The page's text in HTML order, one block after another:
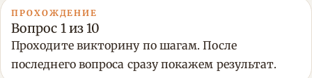
ПРОХОЖДЕНИЕ
Вопрос 1 из 10
Проходите викторину по шагам. После
последнего вопроса сразу покажем результат.